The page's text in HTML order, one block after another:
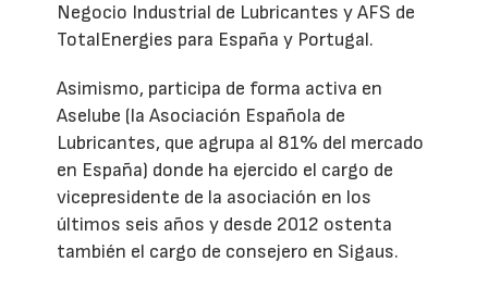
Negocio Industrial de Lubricantes y AFS de
TotalEnergies para España y Portugal.
Asimismo, participa de forma activa en
Aselube (la Asociación Española de
Lubricantes, que agrupa al 81% del mercado
en España) donde ha ejercido el cargo de
vicepresidente de la asociación en los
últimos seis años y desde 2012 ostenta
también el cargo de consejero en Sigaus.